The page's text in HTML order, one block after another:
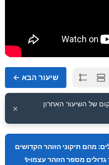
שיעור הבא ←
של השיעור האחרון
×
מהם תיקוני הזוהר הקדושים
גדולים מספר הזוהר עצמו✨